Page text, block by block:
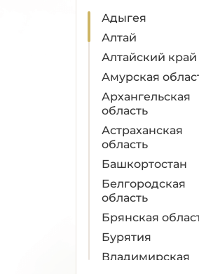
Адыгея
Алтай
Алтайский край
Амурская
Архангельская
область
Астраханская
область
Башкортостан
Белгородская
область
Брянская
Бурятия
Владимирская